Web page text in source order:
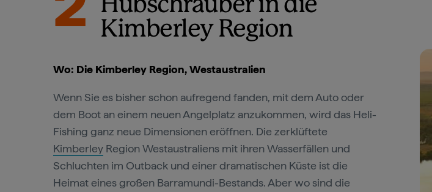
Hubschrauber in die
Kimberley Region
Wo: Die Kimberley Region, Westaustralien
Wenn Sie es bisher schon aufregend fanden, mit dem Auto oder
dem Boot an einem neuen Angelplatz anzukommen, wird das Heli-
Fishing ganz neue Dimensionen eröffnen. Die zerklüftete
Kimberley Region Westaustraliens mit ihren Wasserfällen und
Schluchten im Outback und einer dramatischen Küste ist die
Heimat eines großen Barramundi-Bestands. Aber wo sind die